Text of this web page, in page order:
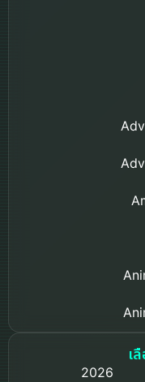
Based on
เ
2026